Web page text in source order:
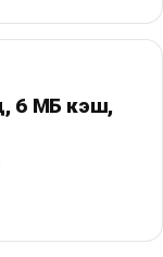
6 МБ кэш,